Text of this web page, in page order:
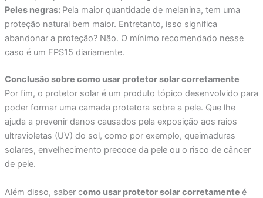
Peles negras: Pela maior quantidade de melanina, tem uma
proteção natural bem maior. Entretanto, isso significa
abandonar a proteção? Não. O mínimo recomendado nesse
caso é um FPS15 diariamente.
Conclusão sobre como usar protetor solar corretamente
Por fim, o protetor solar é um produto tópico desenvolvido para
poder formar uma camada protetora sobre a pele. Que lhe
ajuda a prevenir danos causados pela exposição aos raios
ultravioletas (UV) do sol, como por exemplo, queimaduras
solares, envelhecimento precoce da pele ou o risco de câncer
de pele.
Além disso, saber como usar protetor solar corretamente é